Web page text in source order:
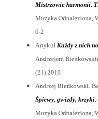
Mistrzowie harmonii.
Muzyka Odnaleziona,
0-2
Artykuł Każdy z nich
Andrzejem
(21) 2010
Andrzej Bieńkowski.
Śpiewy, gwizdy, krzyki.
Muzyka Odnaleziona,